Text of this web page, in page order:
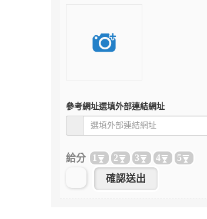
參考網址選填外部連結網址
給分 1 2 3 4 5